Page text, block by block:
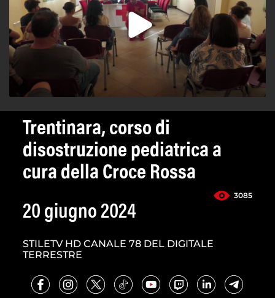
Trentinara, corso di
disostruzione pediatrica a
cura della Croce Rossa
3085
20 giugno 2024
STILETV HD CANALE 78 DEL DIGITALE
TERRESTRE